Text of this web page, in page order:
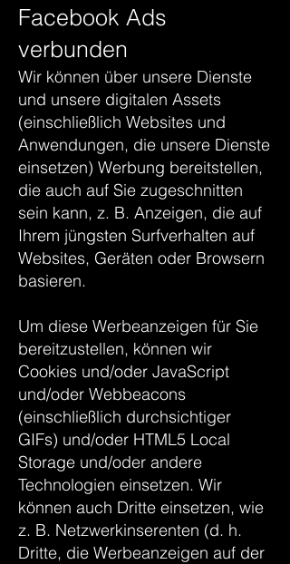
Facebook Ads
verbunden
Wir können über unsere Dienste
und unsere digitalen Assets
(einschließlich Websites und
Anwendungen, die unsere Dienste
einsetzen) Werbung bereitstellen,
die auch auf Sie zugeschnitten
sein kann, z. B. Anzeigen, die auf
Ihrem jüngsten Surfverhalten auf
Websites, Geräten oder Browsern
basieren.
Um diese Werbeanzeigen für Sie
bereitzustellen, können wir
Cookies und/oder JavaScript
und/oder Webbeacons
(einschließlich durchsichtiger
GIFs) und/oder HTML5 Local
Storage und/oder andere
Technologien einsetzen. Wir
können auch Dritte einsetzen, wie
z. B. Netzwerkinserenten (d. h.
Dritte, die Werbeanzeigen auf der